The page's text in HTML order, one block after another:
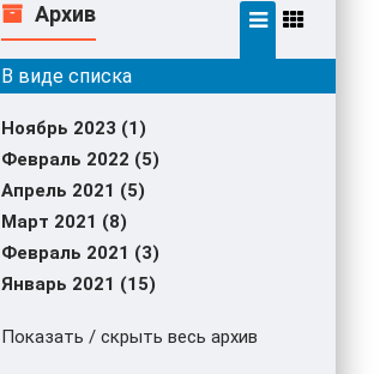
Архив
Ноябрь 2023 (1)
Февраль 2022 (5)
Апрель 2021 (5)
Март 2021 (8)
Февраль 2021 (3)
Январь 2021 (15)
Показать / скрыть весь архив